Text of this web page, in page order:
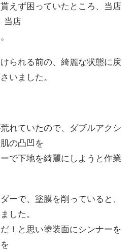
えず困っていたところ、当店
当店
られる前の、綺麗な状態に戻
いました。
れていたので、ダブルアクシ
の凸凹を
で下地を綺麗にしようと作業
ーで、塗膜を削っていると、
した。
！と思い塗装面にシンナーを